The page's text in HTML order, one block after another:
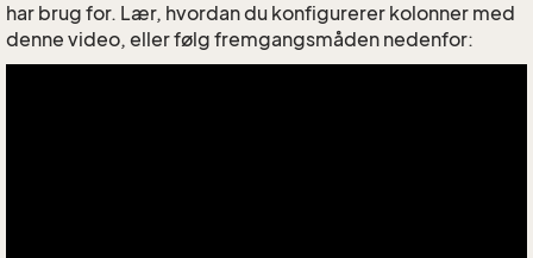
har brug for. Lær, hvordan du konfigurerer kolonner med
denne video, eller følg fremgangsmåden nedenfor: